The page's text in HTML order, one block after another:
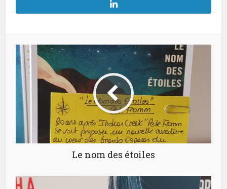
Le nom des étoiles